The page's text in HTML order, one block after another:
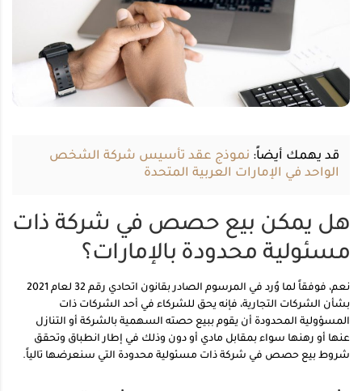
قد يهمك أيضاً: نموذج عقد تأسيس شركة الشخص
الواحد في الإمارات العربية المتحدة
هل يمكن بيع حصص في شركة ذات
مسئولية محدودة بالإمارات؟
نعم، فوفقاً لما وُرد في المرسوم الصادر بقانون اتحادي رقم 32 لعام 2021
بشأن الشركات التجارية، فإنه يحق للشركاء في أحد الشركات ذات
المسؤولية المحدودة أن يقوم ببيع حصته السهمية بالشركة أو التنازل
عنها أو رهنها سواء بمقابل مادي أو دون وذلك في إطار انطباق وتحقق
شروط بيع حصص في شركة ذات مسئولية محدودة التي سنعرضها تالياً.